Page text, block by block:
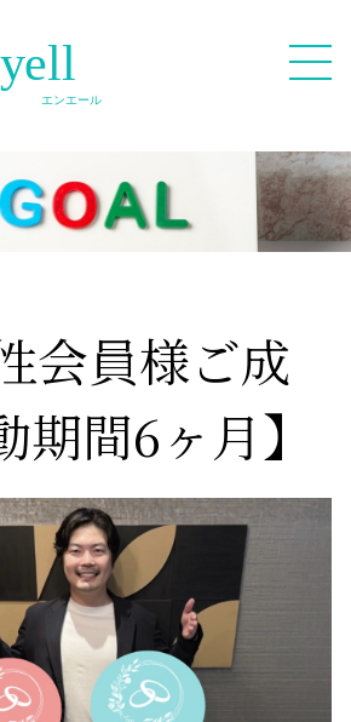
909-2380
料相談応募フォーム
HOME
Blog
サービスの特徴
成婚までの流れ
会員様ご成
期間6ヶ月】